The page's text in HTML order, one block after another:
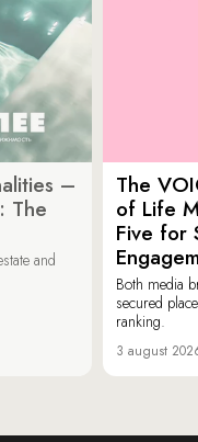
–
The
and
The
of Life
Five for
Both media
secured
ranking.
3 august